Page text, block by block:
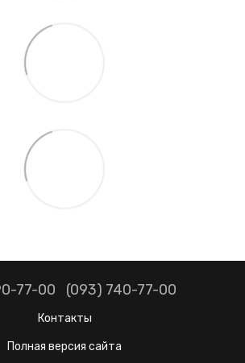
77-00 (093) 740-77-00
Контакты
Полная версия сайта